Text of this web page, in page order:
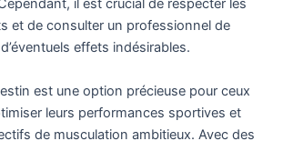
il est crucial de respecter les
et de consulter un professionnel de
effets indésirables.
est une option précieuse pour ceux
leurs performances sportives et
de musculation ambitieux. Avec des